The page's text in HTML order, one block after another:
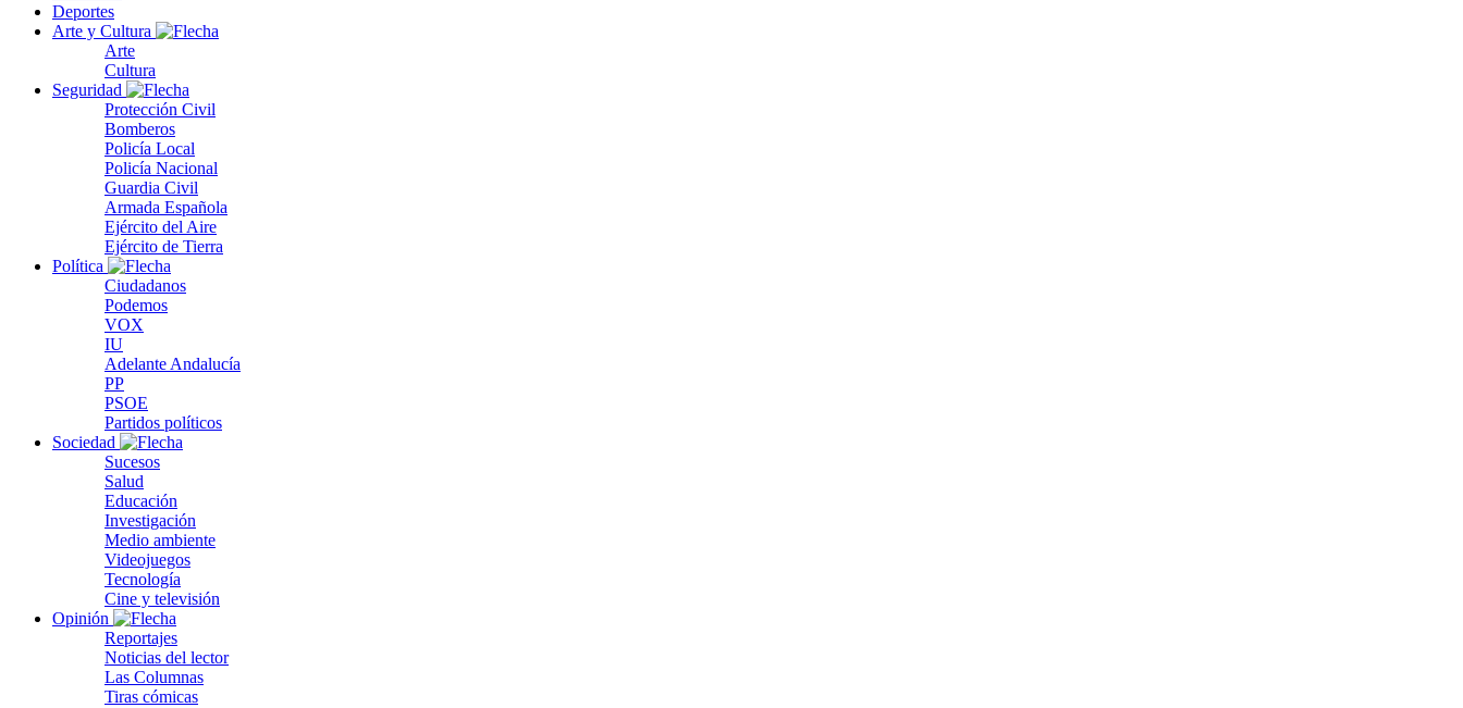
Deportes
Arte y Cultura
Arte
Cultura
Seguridad
Protección Civil
Bomberos
Policía Local
Policía Nacional
Guardia Civil
Armada Española
Ejército del Aire
Ejército de Tierra
Política
Ciudadanos
Podemos
VOX
IU
Adelante Andalucía
PP
PSOE
Partidos políticos
Sociedad
Sucesos
Salud
Educación
Investigación
Medio ambiente
Videojuegos
Tecnología
Cine y televisión
Opinión
Reportajes
Noticias del lector
Las Columnas
Tiras cómicas